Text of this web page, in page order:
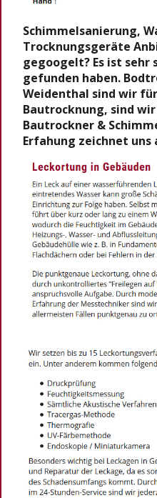
Schimmelsanierung,
Trocknungsgeräte
gegoogelt? Es ist sehr
gefunden haben.
Weidenthal sind wir für
Bautrocknung, sind
Bautrockner &
Erfahung zeichnet uns